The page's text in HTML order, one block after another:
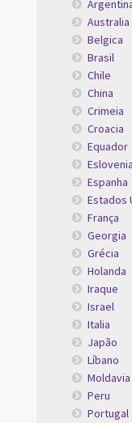
Australia
Belgica
Brasil
Chile
China
Crimeia
Croacia
Equador
Eslovenia
Espanha
Estados
França
Georgia
Grécia
Holanda
Iraque
Israel
Italia
Japão
Líbano
Moldavia
Peru
Portugal